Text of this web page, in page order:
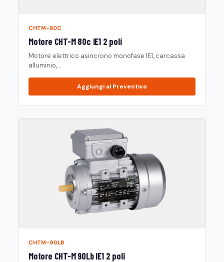
CHTM-80C
Motore CHT-M 80c IE1 2 poli
Motore elettrico asincrono monofase IE1, carcassa
alluminio,...
Aggiungi al Preventivo
CHTM-90LB
Motore CHT-M 90Lb IE1 2 poli